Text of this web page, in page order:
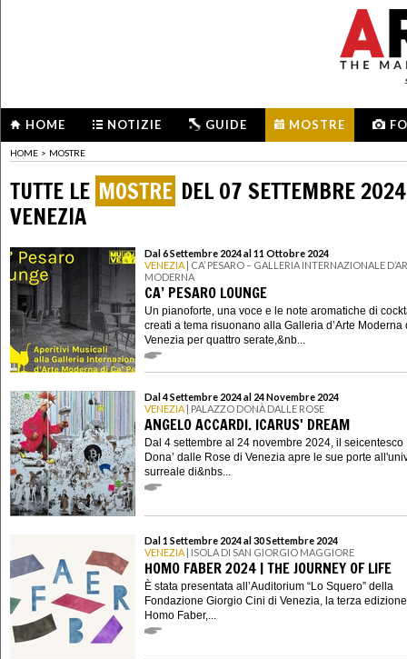
HOME NOTIZIE GUIDE MOSTRE
HOME > MOSTRE
TUTTE LE MOSTRE DEL 07 SETTEMBRE
VENEZIA
Dal 6 Settembre 2024 al 11 Ottobre 2024
VENEZIA | CA’ PESARO – GALLERIA INTERNAZIONALE
MODERNA
CA’ PESARO LOUNGE
Un pianoforte, una voce e le note aromatiche di
creati a tema risuonano alla Galleria d’Arte Moderna
Venezia per quattro serate,&nb...
Dal 4 Settembre 2024 al 24 Novembre 2024
VENEZIA | PALAZZO DONÀ DALLE ROSE
ANGELO ACCARDI. ICARUS' DREAM
Dal 4 settembre al 24 novembre 2024, il seicentesco
Dona’ dalle Rose di Venezia apre le sue porte
surreale di&nbs...
Dal 1 Settembre 2024 al 30 Settembre 2024
VENEZIA | ISOLA DI SAN GIORGIO MAGGIORE
HOMO FABER 2024 | THE JOURNEY OF LIFE
È stata presentata all’Auditorium “Lo Squero” della
Fondazione Giorgio Cini di Venezia, la terza
Homo Faber,...